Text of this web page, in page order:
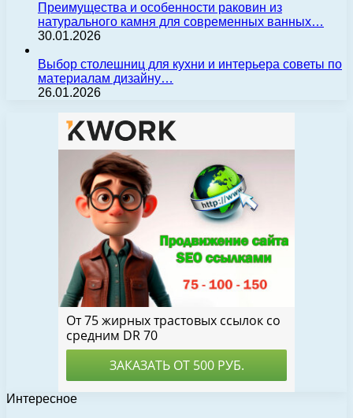
Преимущества и особенности раковин из
натурального камня для современных ванных…
30.01.2026
Выбор столешниц для кухни и интерьера советы по
материалам дизайну…
26.01.2026
Интересное